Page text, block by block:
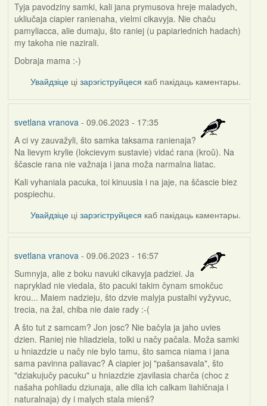
Tyja pavodziny samki, kali jana prymusova hreje maladych,
ukliučaja ciapier ranienaha, vielmi cikavyja. Nie chaču
pamyliacca, alie dumaju, što raniej (u papiariednich hadach)
my takoha nie nazirali.
Dobraja mama :-)
Увайдзіце цізарэгіструйцеся каб пакідаць каментары.
svetlana vranova- 09.06.2023 - 17:35
A ci vy zauvažyli, što samka taksama ranienaja?
Na lievym krylie (lokcievym sustavie) vidać rana (kroŭ). Na
ščascie rana nie važnaja i jana moža narmalna liatac.
Kali vyhaniala pacuka, toi kinuusia i na jaje, na ščascie biez
pospiechu.
Увайдзіце цізарэгіструйцеся каб пакідаць каментары.
svetlana vranova- 09.06.2023 - 16:57
Sumnyja, alie z boku navuki cikavyja padziei. Ja
napryklad nie viedala, što pacuki takim čynam smokčuc
krou... Maiem nadzieju, što dzvie malyja pustalhi vyžyvuc,
trecia, na žal, chiba nie daie rady :-(
A što tut z samcam? Jon josc? Nie bačyla ja jaho uvies
dzien. Raniej nie hliadziela, tolki u načy pačala. Moža samki
u hniazdzie u načy nie bylo tamu, što samca niama i jana
sama pavinna paliavac? A ciapier joj "pašansavala", što
"dziakujučy pacuku" u hniazdzie zjavilasia charča (choc z
našaha pohliadu dziunaja, alie dlia ich calkam liahičnaja i
naturalnaja) dy i malych stala mienš?